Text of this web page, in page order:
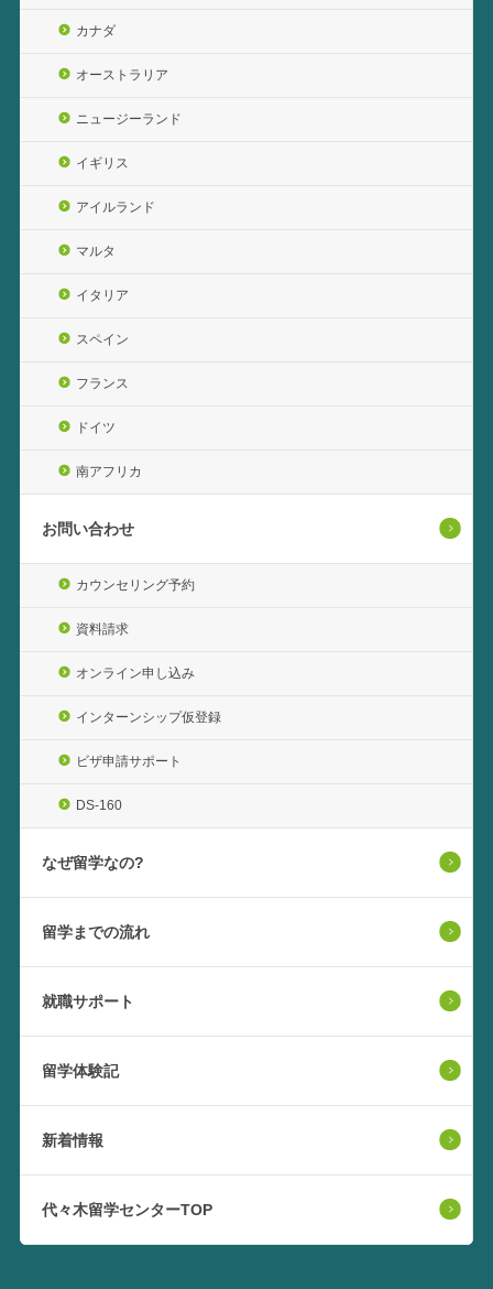
カナダ
オーストラリア
ニュージーランド
イギリス
アイルランド
マルタ
イタリア
スペイン
フランス
ドイツ
南アフリカ
お問い合わせ
カウンセリング予約
資料請求
オンライン申し込み
インターンシップ仮登録
ビザ申請サポート
DS-160
なぜ留学なの?
留学までの流れ
就職サポート
留学体験記
新着情報
代々木留学センターTOP